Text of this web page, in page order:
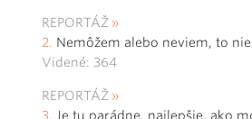
REPORTÁŽ
Nemôžem alebo neviem, to
Videné: 364
REPORTÁŽ
Je tu parádne, najlepšie, ako